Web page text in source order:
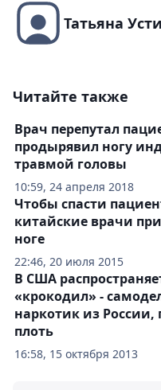
Татьяна
Читайте также
10:59, 24 апреля 2018
Врач перепутал
продырявил ногу
травмой головы
22:46, 20 июля 2015
Чтобы спасти
китайские врачи
ноге
16:58, 15 октября 2013
В США
«крокодил» -
наркотик из
плоть